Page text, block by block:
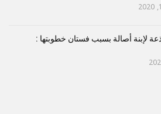
لإبنة أصالة بسبب فستان خطوبتها :